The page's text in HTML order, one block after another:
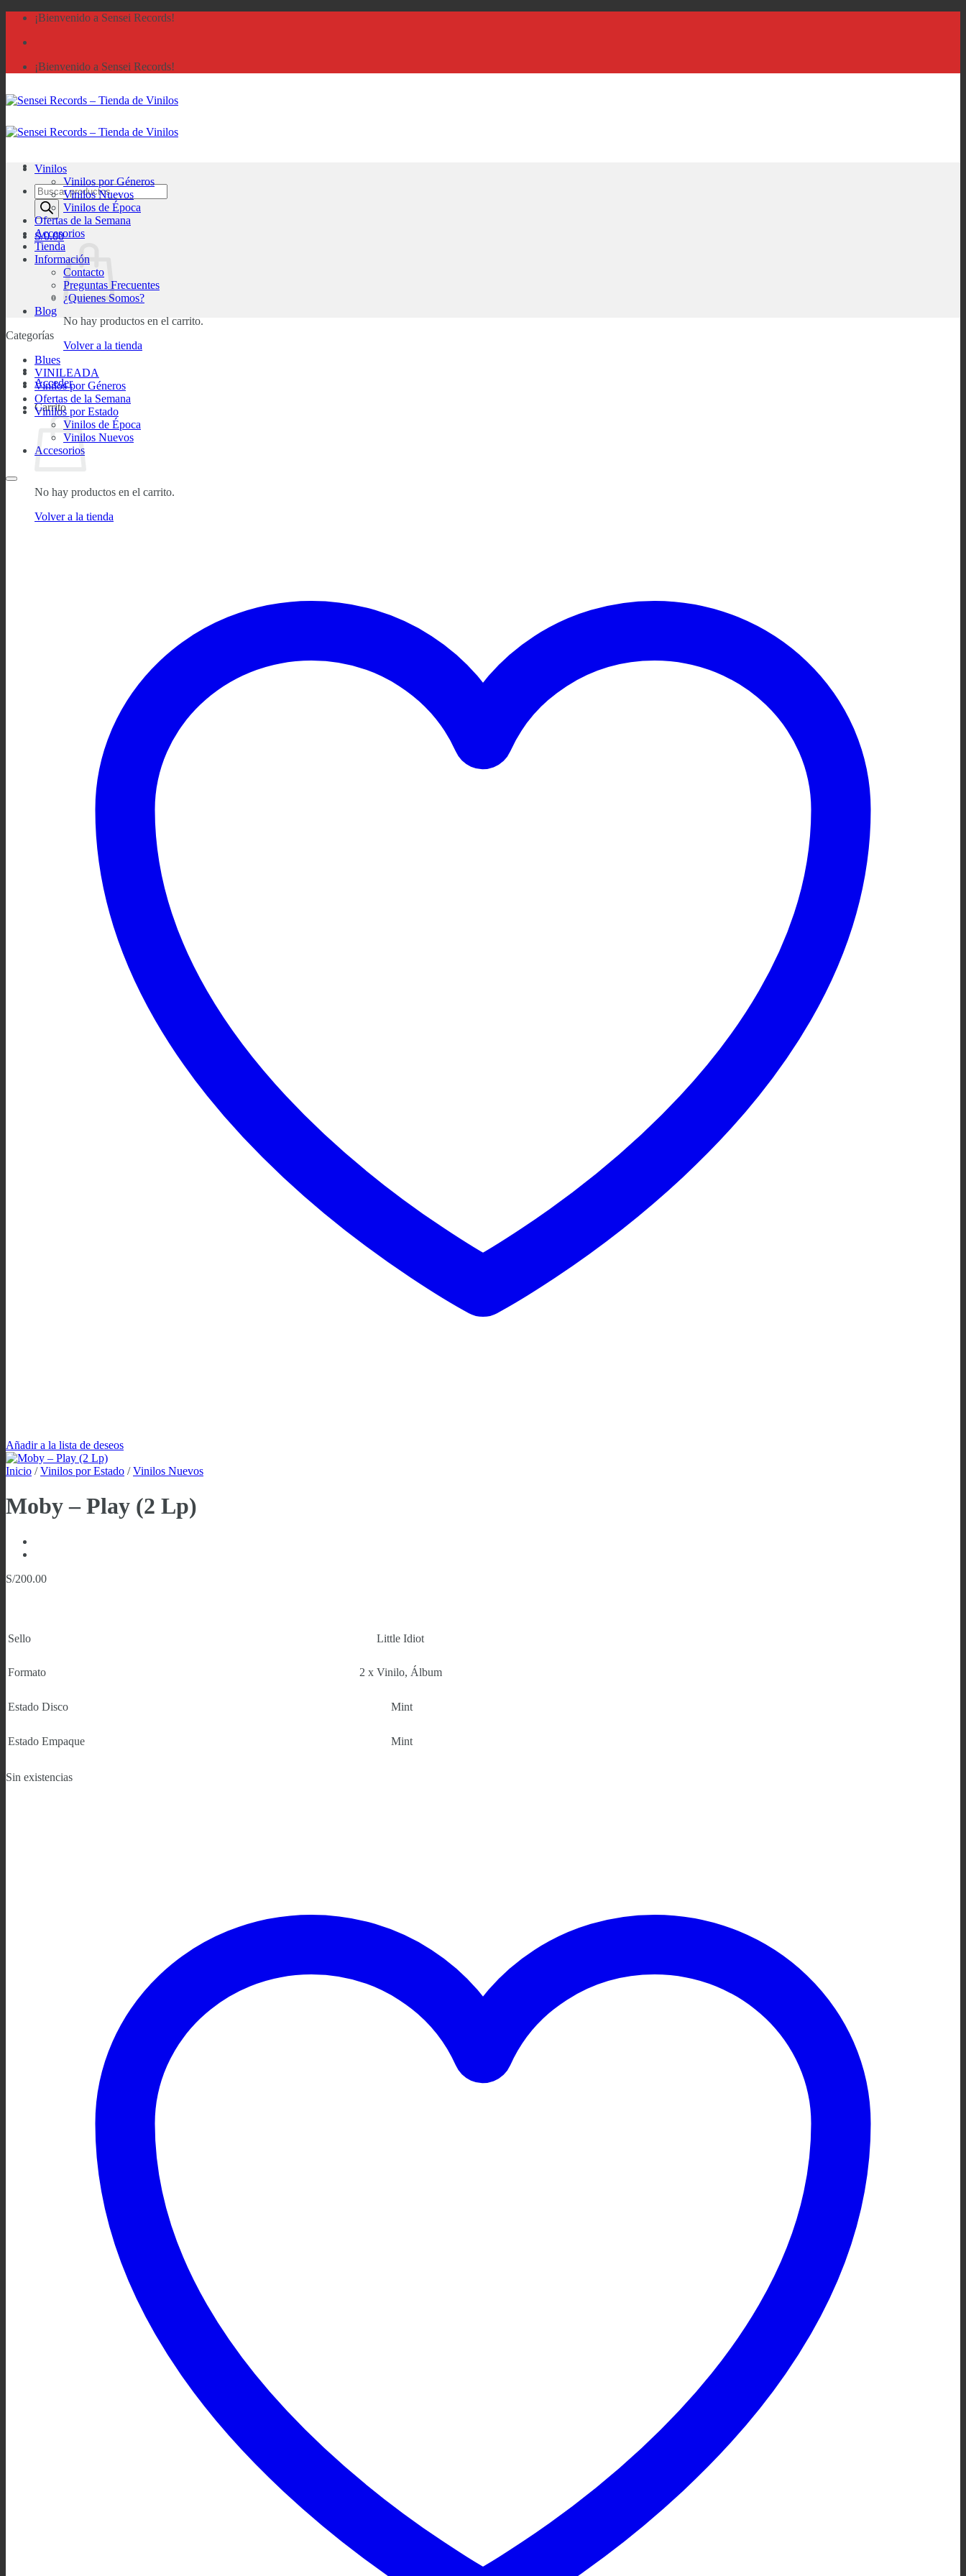
Saltar
contenido
¡Bienvenido a Sensei Records!
¡Bienvenido a Sensei Records!
Búsqueda
de
productos
S/0.00
No hay productos en el carrito.
Volver a la tienda
Acceder
Carrito
No hay productos en el carrito.
Volver a la tienda
Vinilos
Vinilos por Géneros
Vinilos Nuevos
Vinilos de Época
Ofertas de la Semana
Accesorios
Tienda
Información
Contacto
Preguntas Frecuentes
¿Quienes Somos?
Blog
Categorías
Blues
VINILEADA
Vinilos por Géneros
Ofertas de la Semana
Vinilos por Estado
Vinilos de Época
Vinilos Nuevos
Accesorios
Añadir a la lista de deseos
Inicio / Vinilos por Estado / Vinilos Nuevos
Moby ‎– Play (2 Lp)
S/200.00
Sello Little Idiot
Formato 2 x Vinilo, Álbum
Estado Disco Mint
Estado Empaque Mint
Sin existencias